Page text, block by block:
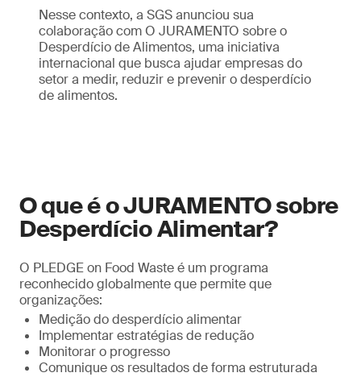
Nesse contexto, a SGS anunciou sua
colaboração com O JURAMENTO sobre o
Desperdício de Alimentos, uma iniciativa
internacional que busca ajudar empresas do
setor a medir, reduzir e prevenir o desperdício
de alimentos.
O que é o JURAMENTO sobre
Desperdício Alimentar?
O PLEDGE on Food Waste é um programa
reconhecido globalmente que permite que
organizações:
Medição do desperdício alimentar
Implementar estratégias de redução
Monitorar o progresso
Comunique os resultados de forma estruturada